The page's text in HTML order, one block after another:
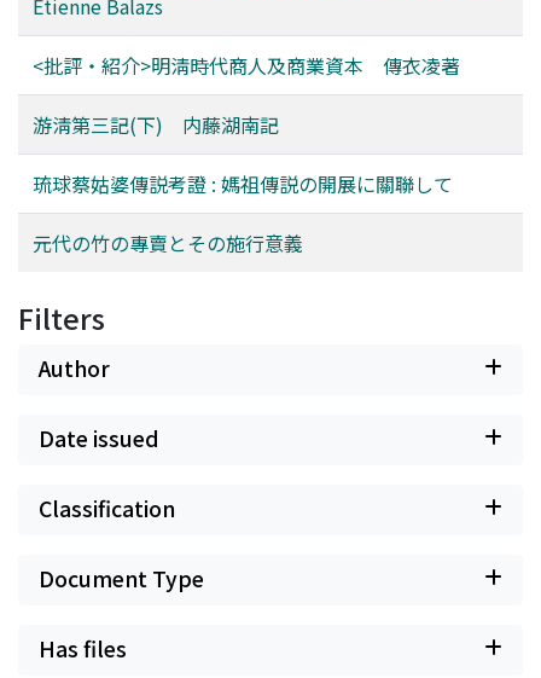
Etienne Balazs
<批評・紹介>明淸時代商人及商業資本 傳衣凌著
游淸第三記(下) 内藤湖南記
琉球蔡姑婆傳説考證 : 媽祖傳説の開展に關聯して
元代の竹の專賣とその施行意義
Filters
Author
Date issued
Classification
Document Type
Has files